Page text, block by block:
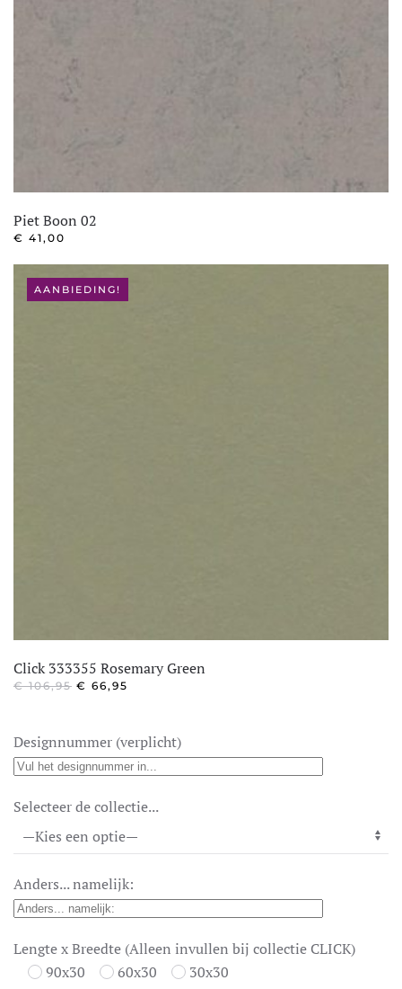
Piet Boon 02
€ 41,00
AANBIEDING!
Click 333355 Rosemary Green
€106,95 OORSPRONKELIJKE
€ 66,95
€ 66,95.
Designnummer (verplicht)
Selecteer de collectie...
Anders... namelijk:
Lengte x Breedte (Alleen invullen bij collectie CLICK)
90x30
60x30 30x30